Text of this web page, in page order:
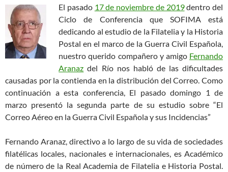
El pasado 17 de noviembre de 2019dentro del
Ciclo de Conferencia que SOFIMA está
dedicando al estudio de la Filatelia y la Historia
Postal en el marco de la Guerra Civil Española,
nuestro querido compañero y amigo Fernando
Aranaz del Río nos habló de las dificultades
causadas por la contienda en la distribución del Correo. Como
continuación a esta conferencia, El pasado domingo 1 de
marzo presentó la segunda parte de su estudio sobre “El
Correo Aéreo en la Guerra Civil Española y sus Incidencias”
Fernando Aranaz, directivo a lo largo de su vida de sociedades
filatélicas locales, nacionales e internacionales, es Académico
de número de la Real Academia de Filatelia e Historia Postal.